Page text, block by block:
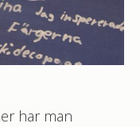
har man